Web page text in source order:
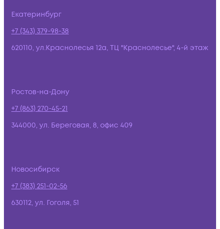
Екатеринбург
+7 (343) 379-98-38
620110, ул.Краснолесья 12а, ТЦ "Краснолесье", 4-й этаж
Ростов-на-Дону
+7 (863) 270-45-21
344000, ул. Береговая, 8, офис 409
Новосибирск
+7 (383) 251-02-56
630112, ул. Гоголя, 51